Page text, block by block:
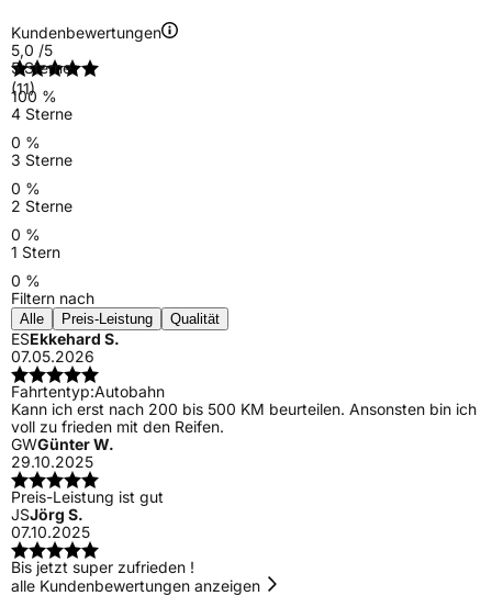
Kundenbewertungen
5,0 /5
(11)
5 Sterne
100 %
4 Sterne
0 %
3 Sterne
0 %
2 Sterne
0 %
1 Stern
0 %
Filtern nach
Alle Preis-Leistung Qualität
ESEkkehard S.
07.05.2026
Fahrtentyp:Autobahn
Kann ich erst nach 200 bis 500 KM beurteilen. Ansonsten bin ich
voll zu frieden mit den Reifen.
GWGünter W.
29.10.2025
Preis-Leistung ist gut
JSJörg S.
07.10.2025
Bis jetzt super zufrieden !
alle Kundenbewertungen anzeigen